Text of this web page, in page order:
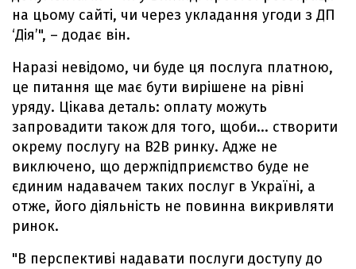
на цьому сайті, чи через укладання угоди з ДП
‘Дія’", – додає він.
Наразі невідомо, чи буде ця послуга платною,
це питання ще має бути вирішене на рівні
уряду. Цікава деталь: оплату можуть
запровадити також для того, щоби... створити
окрему послугу на B2B ринку. Адже не
виключено, що держпідприємство буде не
єдиним надавачем таких послуг в Україні, а
отже, його діяльність не повинна викривляти
ринок.
"В перспективі надавати послуги доступу до